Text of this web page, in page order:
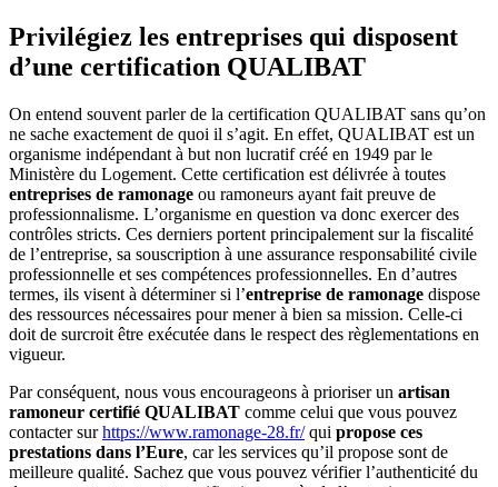
Privilégiez les entreprises qui disposent
d’une certification QUALIBAT
On entend souvent parler de la certification QUALIBAT sans qu’on
ne sache exactement de quoi il s’agit. En effet, QUALIBAT est un
organisme indépendant à but non lucratif créé en 1949 par le
Ministère du Logement. Cette certification est délivrée à toutes
entreprises de ramonage ou ramoneurs ayant fait preuve de
professionnalisme. L’organisme en question va donc exercer des
contrôles stricts. Ces derniers portent principalement sur la fiscalité
de l’entreprise, sa souscription à une assurance responsabilité civile
professionnelle et ses compétences professionnelles. En d’autres
termes, ils visent à déterminer si l’entreprise de ramonage dispose
des ressources nécessaires pour mener à bien sa mission. Celle-ci
doit de surcroit être exécutée dans le respect des règlementations en
vigueur.
Par conséquent, nous vous encourageons à prioriser un artisan
ramoneur certifié QUALIBAT comme celui que vous pouvez
contacter surhttps://www.ramonage-28.fr/qui propose ces
prestations dans l’Eure, car les services qu’il propose sont de
meilleure qualité. Sachez que vous pouvez vérifier l’authenticité du